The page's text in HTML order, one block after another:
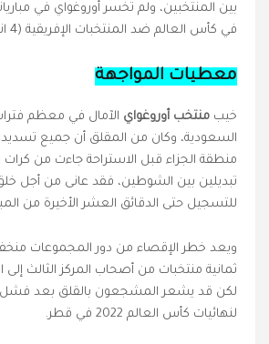
بين المنتخبين، ولم تخسر أوروغواي في
في كأس العالم ضد المنتخبات الإفريقية (4 انتصارات، 1 تعادل).
معطيات المواجهة
خيب منتخب أوروغواي الآمال في معظم
السعودية، وكان من المقلق أن جميع
منطقة الجزاء قبل الاستراحة جاءت من كرات
تبديلين بين الشوطين، فقد عانى من أجل
للتسجيل حتى الدقائق العشر الأخيرة من
ويعد خطر الإقصاء من دور المجموعات
ثمانية منتخبات من أصحاب المركز الثالث إلى
لكن قد يشعر المشجعون بالقلق بعد فشل
لنهائيات كأس العالم 2022 في قطر.